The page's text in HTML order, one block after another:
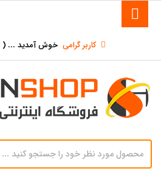
کاربر گرامی خوش آمدید ... (